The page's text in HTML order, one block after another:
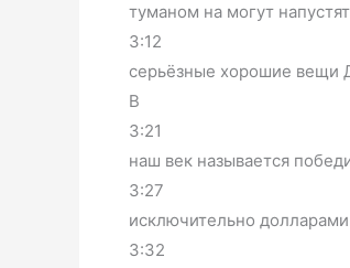
туманом на могут
3:12
серьёзные хорошие вещи
В
3:21
наш век называется
3:27
исключительно
3:32